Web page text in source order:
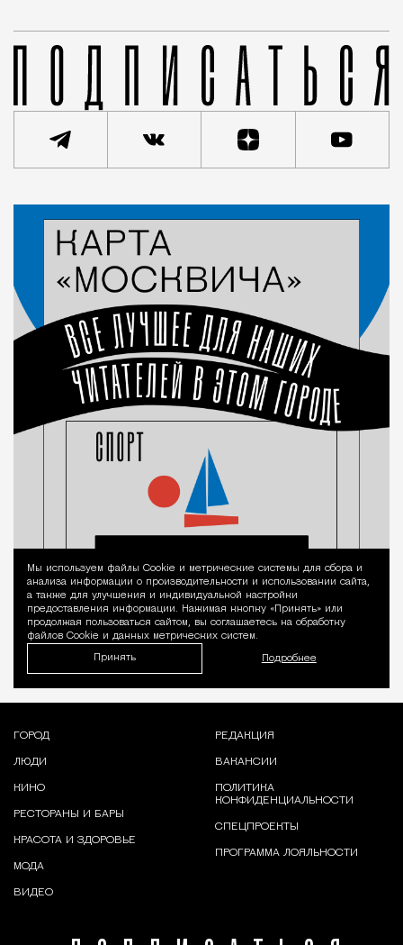
Уведомление
Мы используем файлы Сookie и метрические системы для сбора и
анализа информации о производительности и использовании сайта,
а также для улучшения и индивидуальной настройки
предоставления информации. Нажимая кнопку «Принять» или
продолжая пользоваться сайтом, вы соглашаетесь на обработку
файлов Cookie и данных метрических систем.
Принять Подробнее
ГОРОД
ЛЮДИ
КИНО
РЕСТОРАНЫ И БАРЫ
КРАСОТА И ЗДОРОВЬЕ
МОДА
ВИДЕО
РЕДАКЦИЯ
ВАКАНСИИ
ПОЛИТИКА
КОНФИДЕНЦИАЛЬНОСТИ
СПЕЦПРОЕКТЫ
ПРОГРАММА ЛОЯЛЬНОСТИ